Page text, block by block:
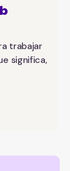
trabajar
significa,